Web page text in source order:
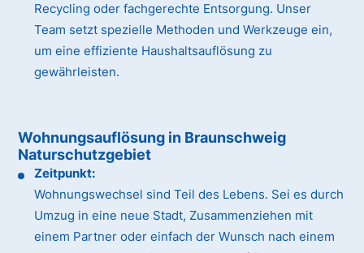
Recycling oder fachgerechte Entsorgung. Unser
Team setzt spezielle Methoden und Werkzeuge ein,
um eine effiziente Haushaltsauflösung zu
gewährleisten.
Wohnungsauflösung in Braunschweig
Naturschutzgebiet
Zeitpunkt:
Wohnungswechsel sind Teil des Lebens. Sei es durch
Umzug in eine neue Stadt, Zusammenziehen mit
einem Partner oder einfach der Wunsch nach einem